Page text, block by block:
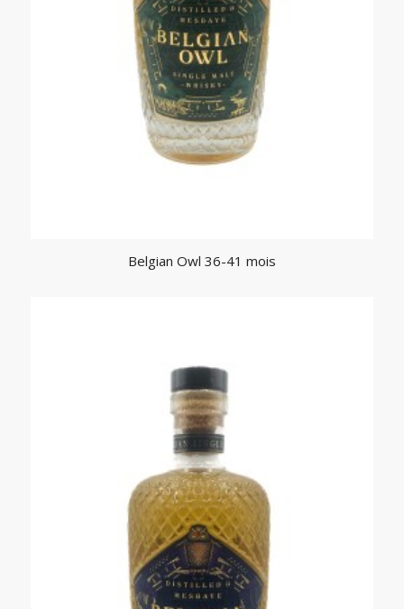
Belgian Owl 36-41 mois